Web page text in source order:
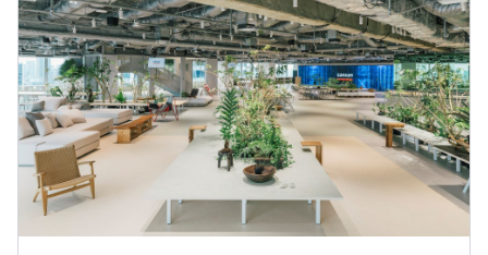
Docker
【単体】
1,797名（2025年2月28日時点）
【連結】
2,060名（2025年2月28日時点）
本社、もしくはオンラインでの実施
9：30～18：30
休憩時間：12：00～13：00（60分）
平均残業時間：基本残業はありません
実施日のみ
前年度 男性12人 女性4人
研修の有無及び内容
マナー研修等
メンター制度の有無
あり